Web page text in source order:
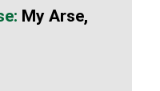
My Arse,